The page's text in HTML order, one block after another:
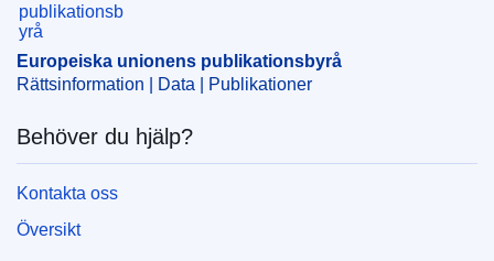
Europeiska unionens publikationsbyrå
Rättsinformation | Data | Publikationer
Behöver du hjälp?
Kontakta oss
Översikt